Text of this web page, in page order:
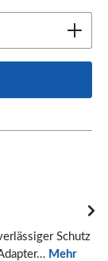
Wert ein
Schutz
Mehr